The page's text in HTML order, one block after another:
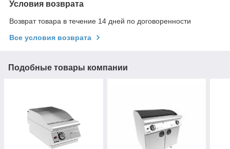
Условия возврата
Возврат товара в течение 14 дней по договоренности
Все условия возврата
Подобные товары компании